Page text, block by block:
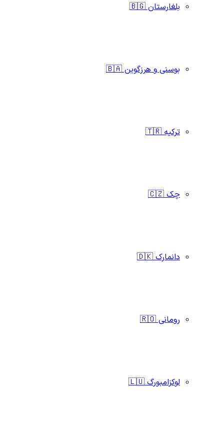
بلغارستان 🇧🇬
بوسنی و هرزگوین 🇧🇦
ترکیه 🇹🇷
چک 🇨🇿
دانمارک 🇩🇰
رومانی 🇷🇴
لوکزامبورگ 🇱🇺